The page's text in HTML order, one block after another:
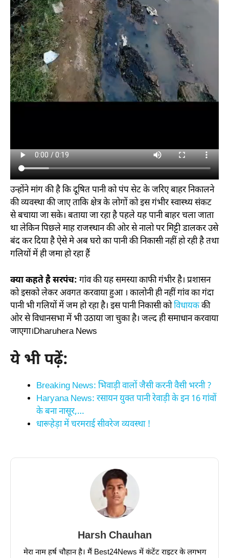
उन्होंने मांग की है कि दूषित पानी को पंप सेट के जरिए बाहर निकालने
की व्यवस्था की जाए ताकि क्षेत्र के लोगों को इस गंभीर स्वास्थ्य संकट
से बचाया जा सके। बताया जा रहा है पहले यह पानी बाहर चला जाता
था लेकिन पिछले माह राजस्थान की ओर से नालो पर मिट्टी डालकर उसे
बंद कर दिया है ऐसे मे अब घरो का पानी की निकासी नहीं हो रही है तथा
गलियों में ही जमा हो रहा हैं
क्या कहते है सरपंच: गांव की यह समस्या काफी गंभीर है। प्रशासन
को इसको लेकर अवगत करवाया हुआ । कालोनी ही नहीं गांव का गंदा
पानी भी गलियों में जम हो रहा है। इस पानी निकासी कोविधायककी
ओर से विधानसभा में भी उठाया जा चुका है। जल्द ही समाधान करवाया
जाएगा।Dharuhera News
ये भी पढ़ें:
Breaking News: भिवाड़ी वालों जैसी करनी वैसी भरनी ?
Haryana News: रसायन युक्त पानी रेवाड़ी के इन 16 गांवों
के बना नासूर,…
धारूहेड़ा में चरमराई सीवरेज व्यवस्था !
Harsh Chauhan
मेरा नाम हर्ष चौहान है। मैं Best24News में कंटेंट राइटर के लगभग